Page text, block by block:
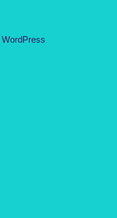
WordPress